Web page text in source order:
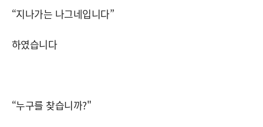
“지나가는 나그네입니다”
하였습니다
“누구를 찾습니까?"